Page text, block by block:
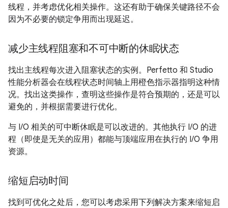
线程，并考虑优化相关操作。这还有助于确保关键路径不会
因为不必要的锁定争用而出现延迟。
减少主线程阻塞和不可中断的休眠状态
找出主线程每次进入阻塞状态的实例。Perfetto 和 Studio
性能分析器会在线程状态时间轴上用橙色指示器指明这种情
况。找出这类操作，查明这些操作是符合预期的，还是可以
避免的，并根据需要进行优化。
与 I/O 相关的可中断休眠是可以改进的。其他执行 I/O 的进
程（即使是无关的应用）都能与顶端应用在执行的 I/O 争用
资源。
缩短启动时间
找到可优化之处后，您可以考虑采用下列解决方案来缩短启